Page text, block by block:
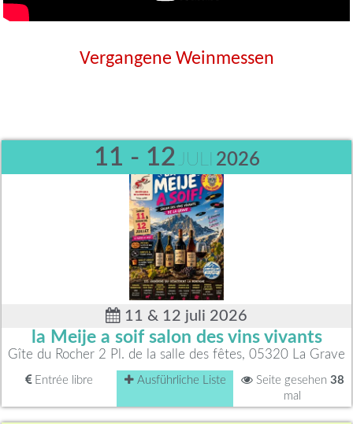
Vergangene Weinmessen
11 - 12 JULI 2026
11 & 12 juli 2026
la Meije a soif salon des vins vivants
Gîte du Rocher 2 Pl. de la salle des fêtes, 05320 La Grave
Entrée libre Ausführliche Liste Seite gesehen 38
mal